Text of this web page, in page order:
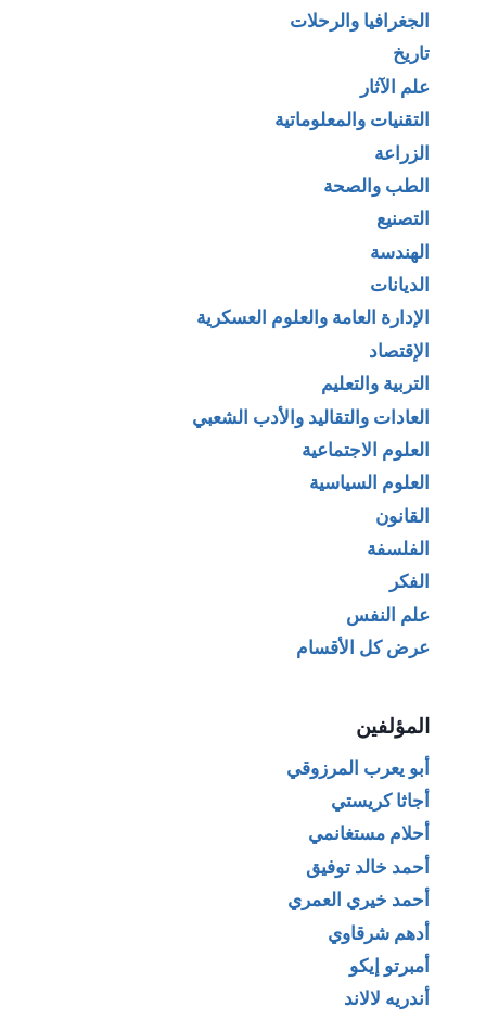
الجغرافيا والرحلات
تاريخ
علم الآثار
التقنيات والمعلوماتية
الزراعة
الطب والصحة
التصنيع
الهندسة
الديانات
الإدارة العامة والعلوم العسكرية
الإقتصاد
التربية والتعليم
العادات والتقاليد والأدب الشعبي
العلوم الاجتماعية
العلوم السياسية
القانون
الفلسفة
الفكر
علم النفس
عرض كل الأقسام
المؤلفين
أبو يعرب المرزوقي
أجاثا كريستي
أحلام مستغانمي
أحمد خالد توفيق
أحمد خيري العمري
أدهم شرقاوي
أمبرتو إيكو
أندريه لالاند